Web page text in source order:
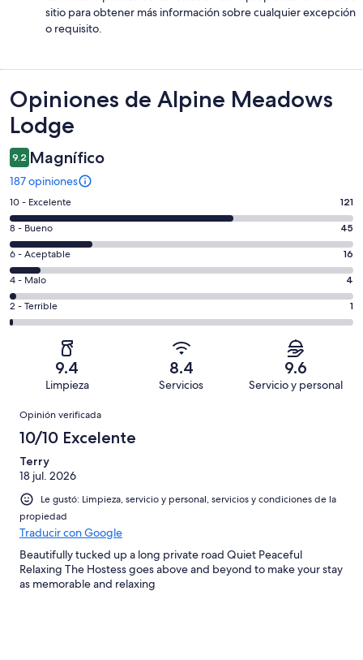
sitio para obtener más información sobre cualquier excepción
o requisito.
Opiniones
Opiniones de Alpine Meadows
Lodge
9.2 Magnífico
187 opiniones
Puntuación
de
10,
es
decir,
Excelente.
Basada
en
opiniones
10 - Excelente 121
Puntuación
de
8,
es
decir,
Bueno.
opiniones
8 - Bueno 45
Puntuación
de
6,
es
decir,
Aceptable.
de
opiniones
6 - Aceptable 16
Puntuación
de
4,
Basada
de
opiniones
4 - Malo 4
Puntuación
de
Terrible.
Basada
de
187
opiniones
2 - Terrible 1
9.4
Limpieza
8.4
Servicios
9.6
Servicio y personal
Opiniones
Opinión verificada
10/10 Excelente
Terry
18 jul. 2026
Le gustó: Limpieza, servicio y personal, servicios y condiciones de la
propiedad
Traducir con Google
Beautifully tucked up a long private road Quiet Peaceful
Relaxing The Hostess goes above and beyond to make your stay
as memorable and relaxing